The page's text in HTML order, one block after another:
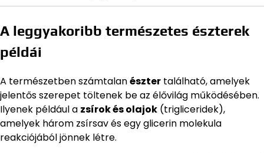
A leggyakoribb természetes észterek
példái
A természetben számtalanészter található, amelyek
jelentős szerepet töltenek be az élővilág működésében.
Ilyenek például a zsírok és olajok (trigliceridek),
amelyek három zsírsav és egy glicerin molekula
reakciójából jönnek létre.